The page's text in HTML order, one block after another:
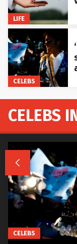
LIFE
CELEBS
CELEBS

CELEBS